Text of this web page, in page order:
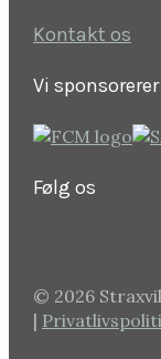
Kontakt os
Vi sponsorerer
Følg os
© 2026
|